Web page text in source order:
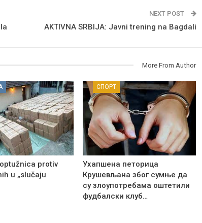
NEXT POST
AKTIVNA SRBIJA: Javni trening na Bagdali
More From Author
protiv
u „slučaju
СПОРТ
Ухапшена петорица
Крушевљана због сумње да
су злоупотребама оштетили
фудбалски клуб…